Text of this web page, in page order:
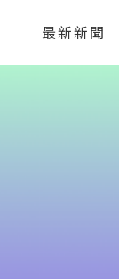
最新新聞